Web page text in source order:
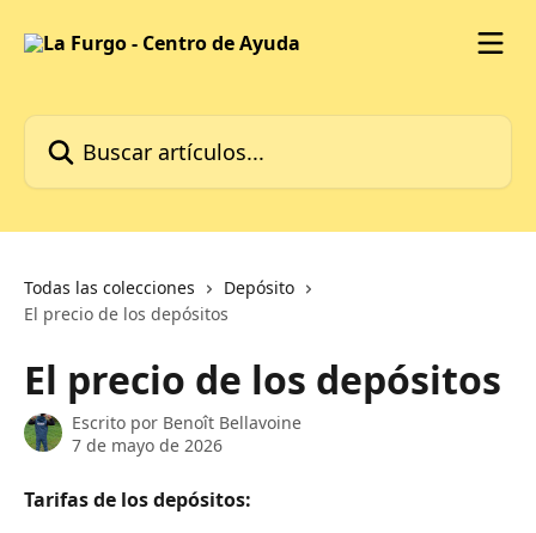
Buscar artículos...
Todas las colecciones
Depósito
El precio de los depósitos
El precio de los depósitos
Escrito por Benoît Bellavoine
7 de mayo de 2026
Tarifas de los depósitos: